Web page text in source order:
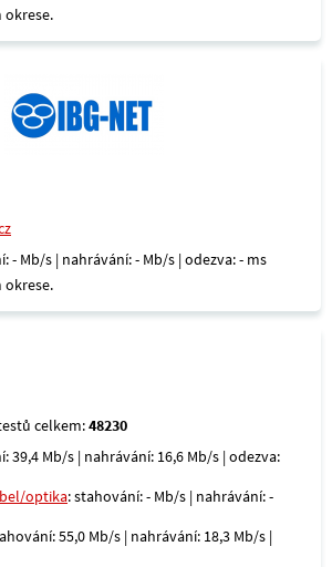
okrese.
- Mb/s | nahrávání: - Mb/s | odezva: - ms
okrese.
celkem:48230
39,4 Mb/s | nahrávání: 16,6 Mb/s | odezva:
optika: stahování: - Mb/s | nahrávání: -
55,0 Mb/s | nahrávání: 18,3 Mb/s |